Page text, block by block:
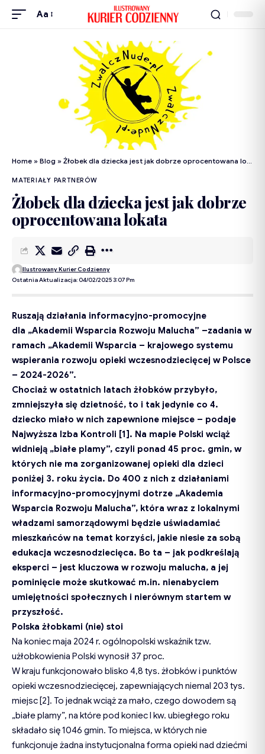
Aa
Home » Blog » Żłobek dla dziecka jest jak dobrze oprocentowana lokata
MATERIAŁY PARTNERÓW
Żłobek dla dziecka jest jak dobrze
oprocentowana lokata
Ostatnia Aktualizacja: 04/02/2025 3:07 Pm
Ilustrowany Kurier Codzienny
Ruszają działania informacyjno-promocyjne
dla „Akademii Wsparcia Rozwoju Malucha” –zadania w
ramach „Akademii Wsparcia – krajowego systemu
wspierania rozwoju opieki wczesnodziecięcej w Polsce
– 2024-2026”.
Chociaż w ostatnich latach żłobków przybyło,
zmniejszyła się dzietność, to i tak jedynie co 4.
dziecko miało w nich zapewnione miejsce – podaje
Najwyższa Izba Kontroli [1] . Na mapie Polski wciąż
widnieją „białe plamy”, czyli ponad 45 proc. gmin, w
których nie ma zorganizowanej opieki dla dzieci
poniżej 3. roku życia. Do 400 z nich z działaniami
informacyjno-promocyjnymi dotrze „Akademia
Wsparcia Rozwoju Malucha”, która wraz z lokalnymi
władzami samorządowymi będzie uświadamiać
mieszkańców na temat korzyści, jakie niesie za sobą
edukacja wczesnodziecięca. Bo ta – jak podkreślają
eksperci – jest kluczowa w rozwoju malucha, a jej
pominięcie może skutkować m.in. nienabyciem
umiejętności społecznych i nierównym startem w
przyszłość.
Polska żłobkami (nie) stoi
Na koniec maja 2024 r. ogólnopolski wskaźnik tzw.
użłobkowienia Polski wynosił 37 proc.
W kraju funkcjonowało blisko 4,8 tys. żłobków i punktów
opieki wczesnodziecięcej, zapewniających niemal 203 tys.
miejsc [2]. To jednak wciąż za mało, czego dowodem są
„białe plamy”, na które pod koniec I kw. ubiegłego roku
składało się 1046 gmin. To miejsca, w których nie
funkcjonuje żadna instytucjonalna forma opieki nad dziećmi